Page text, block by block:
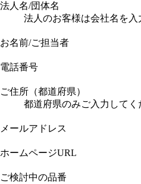
法人名/団体名
法人のお客様は会社名を入
お名前/ご担当者
電話番号
ご住所（都道府県）
都道府県のみご入力してく
メールアドレス
ホームページURL
ご検討中の品番